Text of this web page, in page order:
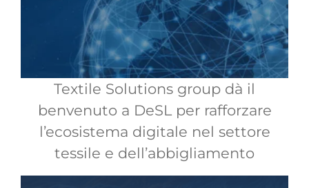
Textile Solutions group dà il
benvenuto a DeSL per rafforzare
l’ecosistema digitale nel settore
tessile e dell’abbigliamento